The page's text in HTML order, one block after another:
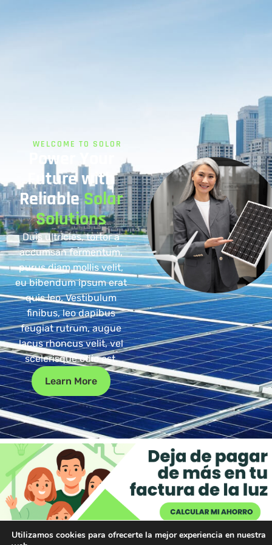
WELCOME TO SOLOR
Power Your
Future with
ReliableSolar
Solutions
Duis ultricies, tortor a
accumsan fermentum,
purus diam mollis velit,
eu bibendum ipsum erat
quis leo. Vestibulum
finibus, leo dapibus
feugiat rutrum, augue
lacus rhoncus velit, vel
scelerisque odio est.
Learn More
Utilizamos cookies para ofrecerte la mejor experiencia en nuestra